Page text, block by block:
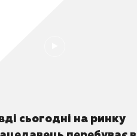
сьогодні на ринку